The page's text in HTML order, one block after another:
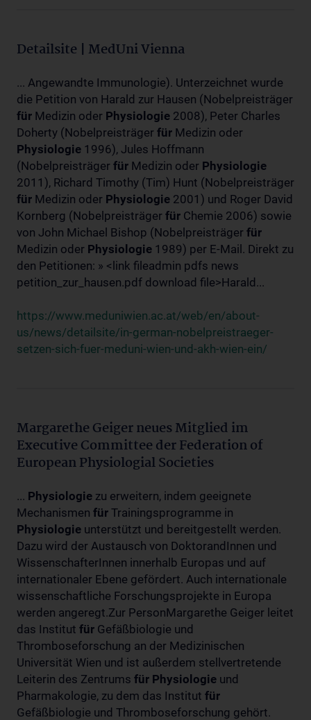
Detailsite | MedUni Vienna
... Angewandte Immunologie). Unterzeichnet wurde
die Petition von Harald zur Hausen (Nobelpreisträger
für Medizin oder Physiologie 2008), Peter Charles
Doherty (Nobelpreisträger für Medizin oder
Physiologie 1996), Jules Hoffmann
(Nobelpreisträger für Medizin oder Physiologie
2011), Richard Timothy (Tim) Hunt (Nobelpreisträger
für Medizin oder Physiologie 2001) und Roger David
Kornberg (Nobelpreisträger für Chemie 2006) sowie
von John Michael Bishop (Nobelpreisträger für
Medizin oder Physiologie 1989) per E-Mail. Direkt zu
den Petitionen: » <link fileadmin pdfs news
petition_zur_hausen.pdf download file>Harald...
https://www.meduniwien.ac.at/web/en/about-
us/news/detailsite/in-german-nobelpreistraeger-
setzen-sich-fuer-meduni-wien-und-akh-wien-ein/
Margarethe Geiger neues Mitglied im
Executive Committee der Federation of
European Physiologial Societies
... Physiologie zu erweitern, indem geeignete
Mechanismen für Trainingsprogramme in
Physiologie unterstützt und bereitgestellt werden.
Dazu wird der Austausch von DoktorandInnen und
WissenschafterInnen innerhalb Europas und auf
internationaler Ebene gefördert. Auch internationale
wissenschaftliche Forschungsprojekte in Europa
werden angeregt.Zur PersonMargarethe Geiger leitet
das Institut für Gefäßbiologie und
Thromboseforschung an der Medizinischen
Universität Wien und ist außerdem stellvertretende
Leiterin des Zentrums für Physiologie und
Pharmakologie, zu dem das Institut für
Gefäßbiologie und Thromboseforschung gehört.